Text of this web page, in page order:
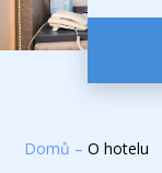
Domů –O hotelu